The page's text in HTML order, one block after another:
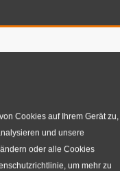
Cookies auf Ihrem Gerät zu,
und unsere
oder alle Cookies
um mehr zu